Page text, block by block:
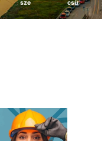
sze csü